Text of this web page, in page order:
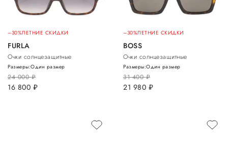
–30%ЛЕТНИЕ СКИДКИ
FURLA
Очки солнцезащитные
24 000руб.
16 800 руб.
Размеры:Один размер
–30%ЛЕТНИЕ СКИДКИ
BOSS
Очки солнцезащитные
31 400руб.
21 980 руб.
Размеры:Один размер